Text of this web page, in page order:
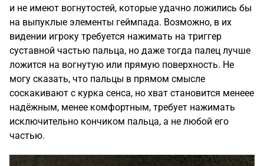
и не имеют вогнутостей, которые удачно ложились бы
на выпуклые элементы геймпада. Возможно, в их
видении игроку требуется нажимать на триггер
суставной частью пальца, но даже тогда палец лучше
ложится на вогнутую или прямую поверхность. Не
могу сказать, что пальцы в прямом смысле
соскакивают с курка сенса, но хват становится менеее
надёжным, менее комфортным, требует нажимать
исключительно кончиком пальца, а не любой его
частью.